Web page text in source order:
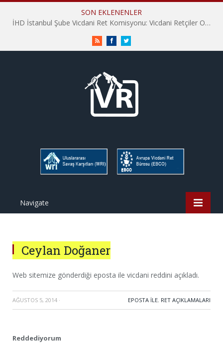
SON EKLENENLER
İHD İstanbul Şube Vicdani Ret Komisyonu: Vicdani Retçiler Olarak Destek İçin Buradayız!
RSS FacebookTwitter
Navigate
Ceylan Doğaner
Web sitemize gönderdiği eposta ile vicdani reddini açıkladı.
AĞUSTOS 5, 2014 · EPOSTA ILE, RET AÇIKLAMALARI
Reddediyorum